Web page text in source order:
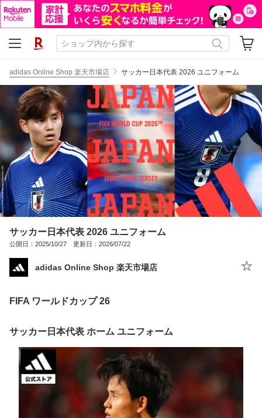
adidas Online Shop 楽天市場店 サッカー日本代表 2026 ユニフォーム
サッカー日本代表 2026 ユニフォーム
公開日：2025/10/27 更新日：2026/07/22
adidas Online Shop 楽天市場店
FIFA ワールドカップ 26
サッカー日本代表 ホーム ユニフォーム